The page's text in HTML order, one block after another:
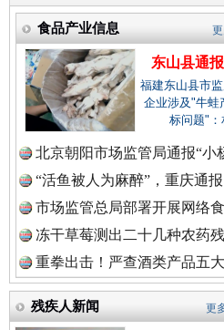
中国
中国
红船起航处 潮起向未来
食品产业信息
东山县通
福建东山县市
企业涉及"牛蛙
标问题"：
北京朝阳市场监管局通报“小
“活鱼被人为麻醉”，重庆通报
市场监管总局部署开展网络
冻干草莓测出二十几种农药
重拳出击！严查酒类产品五
残疾人新闻 更